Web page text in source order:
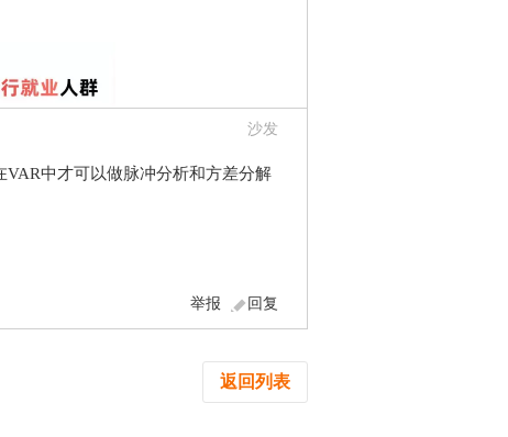
沙发
中才可以做脉冲分析和方差分解
回复
举报
返回列表